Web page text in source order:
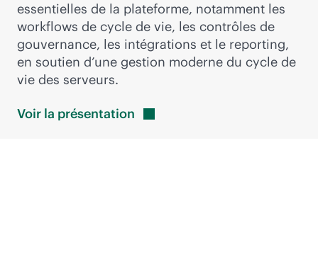
essentielles de la plateforme, notamment les
workflows de cycle de vie, les contrôles de
gouvernance, les intégrations et le reporting,
en soutien d’une gestion moderne du cycle de
vie des serveurs.
Voir la présentation